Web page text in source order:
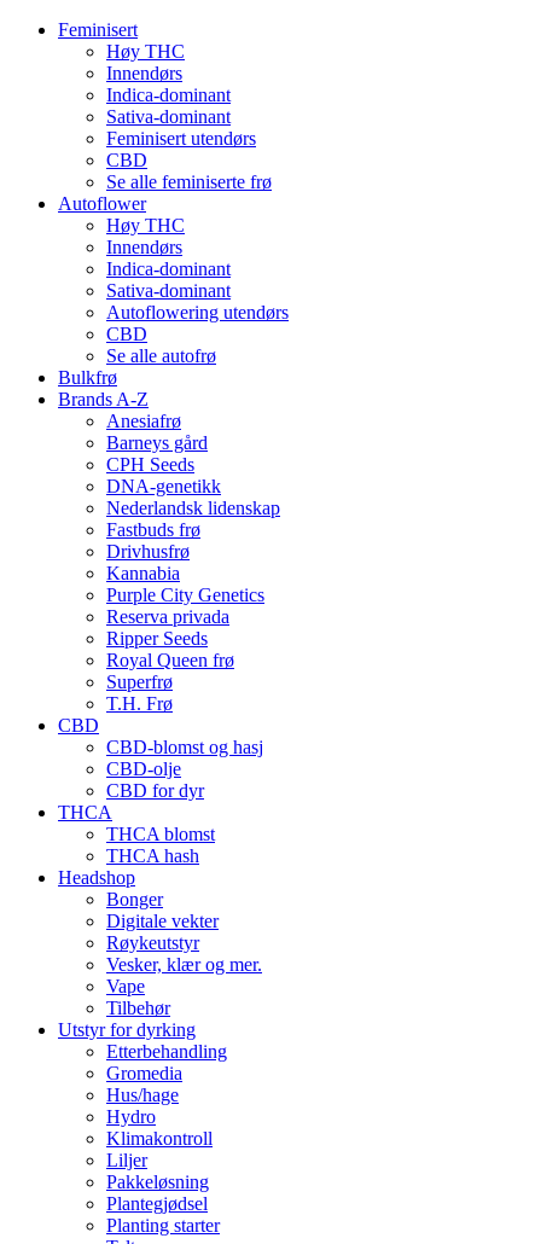
Feminisert
Høy THC
Innendørs
Indica-dominant
Sativa-dominant
Feminisert utendørs
CBD
Se alle feminiserte frø
Autoflower
Høy THC
Innendørs
Indica-dominant
Sativa-dominant
Autoflowering utendørs
CBD
Se alle autofrø
Bulkfrø
Brands A-Z
Anesiafrø
Barneys gård
CPH Seeds
DNA-genetikk
Nederlandsk lidenskap
Fastbuds frø
Drivhusfrø
Kannabia
Purple City Genetics
Reserva privada
Ripper Seeds
Royal Queen frø
Superfrø
T.H. Frø
CBD
CBD-blomst og hasj
CBD-olje
CBD for dyr
THCA
THCA blomst
THCA hash
Headshop
Bonger
Digitale vekter
Røykeutstyr
Vesker, klær og mer.
Vape
Tilbehør
Utstyr for dyrking
Etterbehandling
Gromedia
Hus/hage
Hydro
Klimakontroll
Liljer
Pakkeløsning
Plantegjødsel
Planting starter